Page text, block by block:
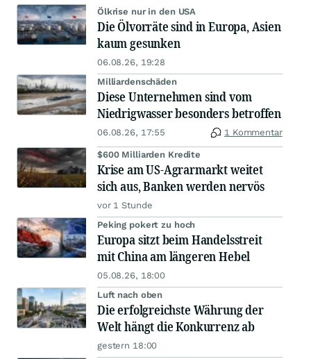
Ölkrise nur in den USA
Die Ölvorräte sind in Europa, Asien
kaum gesunken
06.08.26, 19:28
Milliardenschäden
Diese Unternehmen sind vom
Niedrigwasser besonders betroffen
06.08.26, 17:55 1 Kommentar
$600 Milliarden Kredite
Krise am US-Agrarmarkt weitet
sich aus, Banken werden nervös
vor 1 Stunde
Peking pokert zu hoch
Europa sitzt beim Handelsstreit
mit China am längeren Hebel
05.08.26, 18:00
Luft nach oben
Die erfolgreichste Währung der
Welt hängt die Konkurrenz ab
gestern 18:00